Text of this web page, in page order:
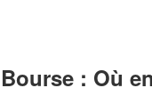
Bourse : Où